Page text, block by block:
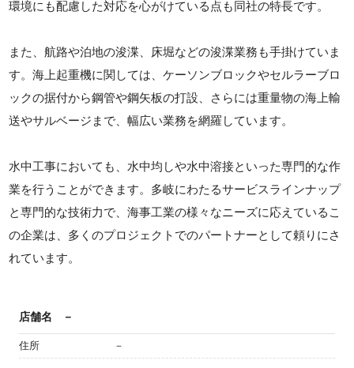
環境にも配慮した対応を心がけている点も同社の特長です。
また、航路や泊地の浚渫、床堀などの浚渫業務も手掛けていま
す。海上起重機に関しては、ケーソンブロックやセルラーブロ
ックの据付から鋼管や鋼矢板の打設、さらには重量物の海上輸
送やサルベージまで、幅広い業務を網羅しています。
水中工事においても、水中均しや水中溶接といった専門的な作
業を行うことができます。多岐にわたるサービスラインナップ
と専門的な技術力で、海事工業の様々なニーズに応えているこ
の企業は、多くのプロジェクトでのパートナーとして頼りにさ
れています。
店舗名 －
住所 －